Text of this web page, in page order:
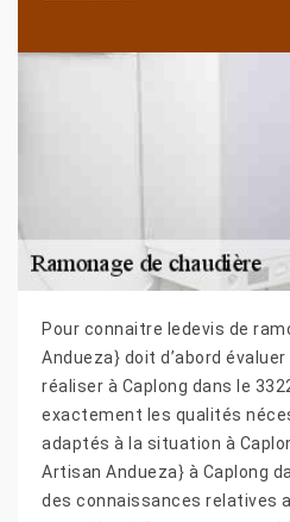
Pour connaitre ledevis de
Andueza} doit d’abord
réaliser à Caplong dans le
exactement les qualités
adaptés à la situation à
Artisan Andueza} à Caplong
des connaissances relatives